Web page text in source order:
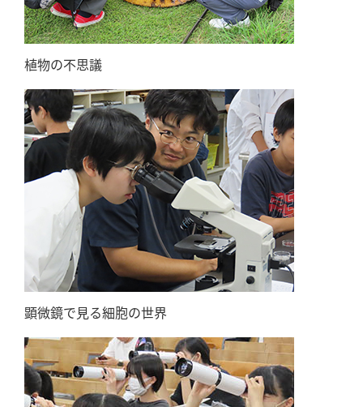
植物の不思議
顕微鏡で見る細胞の世界